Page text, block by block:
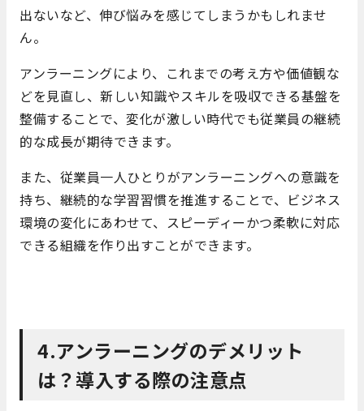
出ないなど、伸び悩みを感じてしまうかもしれませ
ん。
アンラーニングにより、これまでの考え方や価値観な
どを見直し、新しい知識やスキルを吸収できる基盤を
整備することで、変化が激しい時代でも従業員の継続
的な成長が期待できます。
また、従業員一人ひとりがアンラーニングへの意識を
持ち、継続的な学習習慣を推進することで、ビジネス
環境の変化にあわせて、スピーディーかつ柔軟に対応
できる組織を作り出すことができます。
4.アンラーニングのデメリット
は？導入する際の注意点